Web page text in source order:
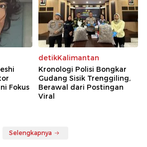
Fokus
detikKalimantan
Kronologi Polisi Bongkar
Gudang Sisik Trenggiling,
Berawal dari Postingan
Viral
Selengkapnya